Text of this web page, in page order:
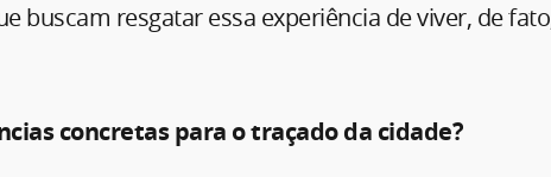
buscam resgatar essa experiência de viver, de
concretas para o traçado da cidade?